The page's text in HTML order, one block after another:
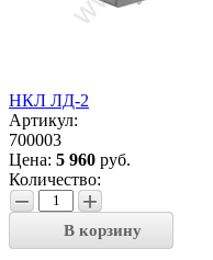
НКЛ ЛД-2
Артикул:
700003
Цена: 5 960 руб.
Количество:
− +
В корзину